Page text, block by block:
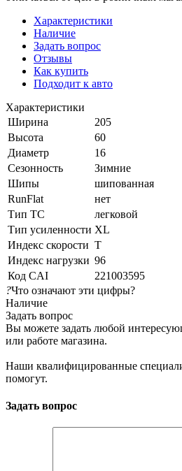
Характеристики
Наличие
Задать вопрос
Отзывы
Как купить
Подходит к авто
Характеристики
Ширина
205
Высота
60
Диаметр
16
Сезонность
Зимние
Шипы
шипованная
RunFlat
нет
Тип ТС
легковой
Тип усиленности XL
Индекс скорости T
Индекс нагрузки 96
Код CAI
221003595
?Что означают эти цифры?
Наличие
Задать вопрос
Вы можете задать любой
или работе магазина.
Наши квалифицированные
помогут.
Задать вопрос